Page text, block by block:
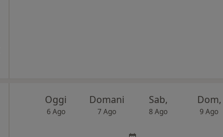
Oggi
6 Ago
Domani
7 Ago
Sab,
8 Ago
Dom,
9 Ago